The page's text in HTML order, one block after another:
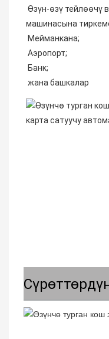
машинасына
Мейманкана;
Аэропорт;
Банк;
жана башкалар